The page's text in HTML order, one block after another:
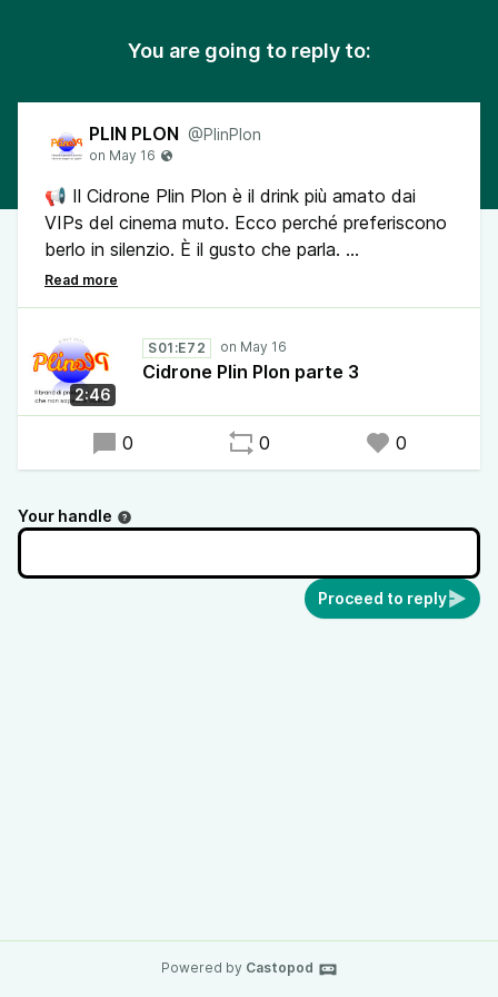
You are going to reply to:
PLIN PLON @PlinPlon
📢 Il Cidrone Plin Plon è il drink più amato dai
VIPs del cinema muto. Ecco perché preferiscono
berlo in silenzio. È il gusto che parla.
A proposito di VIPs e Cidrone, notizia di oggi:
🔔Condividi il podcast Plin Plon, il brand di
prodotti e servizi che non sapevi di volere. Sarà
un bel regalo per chi lo ascolta.
2:46
S01:E72
Cidrone Plin Plon parte 3
0 0 0
Your handle
Proceed to reply
Powered by Castopod